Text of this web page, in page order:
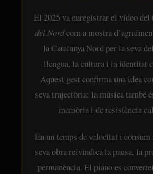
El 2025 va enregistrar el vídeo del
del Nordcom a mostra
la Catalunya Nord per la seva
llengua, la cultura i la identitat
Aquest gest confirma una idea
seva trajectòria: la música també
memòria i de resistència
En un temps de velocitat i
seva obra reivindica la pausa, la
permanència. El piano es